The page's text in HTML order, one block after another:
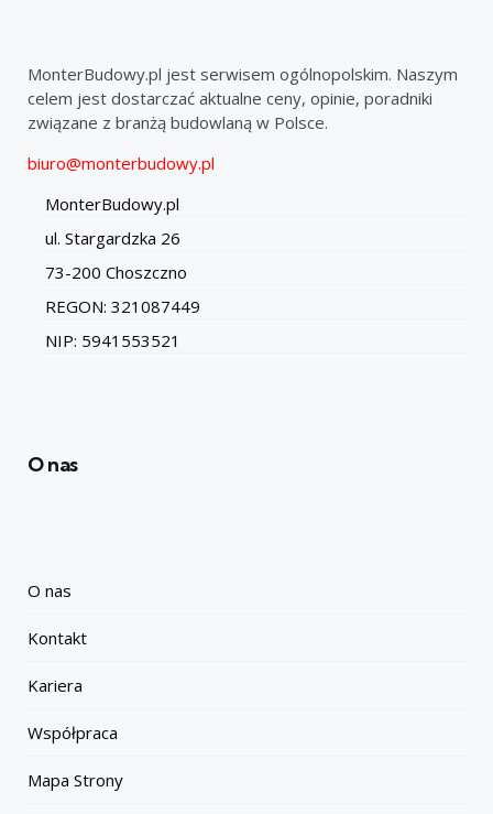
MonterBudowy.pl jest serwisem ogólnopolskim. Naszym
celem jest dostarczać aktualne ceny, opinie, poradniki
związane z branżą budowlaną w Polsce.
biuro@monterbudowy.pl
MonterBudowy.pl
ul. Stargardzka 26
73-200 Choszczno
REGON: 321087449
NIP: 5941553521
O nas
O nas
Kontakt
Kariera
Współpraca
Mapa Strony